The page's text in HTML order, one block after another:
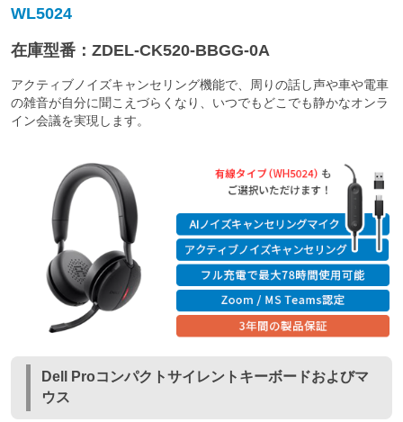
WL5024
在庫型番：ZDEL-CK520-BBGG-0A
アクティブノイズキャンセリング機能で、周りの話し声や車や電車
の雑音が自分に聞こえづらくなり、いつでもどこでも静かなオンラ
イン会議を実現します。
Dell Proコンパクトサイレントキーボードおよびマ
ウス